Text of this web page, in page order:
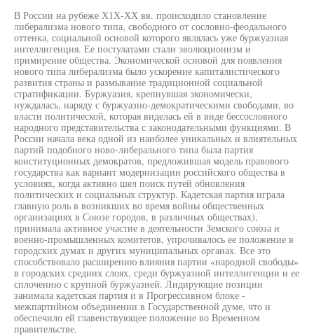
В России на рубеже Х1Х-ХХ вв. происходило становление
либерализма нового типа, свободного от сословно-феодального
оттенка, социальной основой которого являлась уже буржуазная
интеллигенция. Ее постулатами стали эволюционизм и
примирение общества. Экономической основой для появления
нового типа либерализма было ускорение капиталистического
развития страны и размывание традиционной социальной
стратификации. Буржуазия, крепнувшая экономически,
нуждалась, наряду с буржуазно-демократическими свободами, во
власти политической, которая виделась ей в виде бессословного
народного представительства с законодательными функциями. В
России начала века одной из наиболее уникальных и влиятельных
партий подобного ново-либерального типа была партия
конституционных демократов, предложившая модель правового
государства как вариант модернизации российского общества в
условиях, когда активно шел поиск путей обновления
политических и социальных структур. Кадетская партия играла
главную роль в возникших во время войны общественных
организациях в Союзе городов, в различных обществах),
принимала активное участие в деятельности Земского союза и
военно-промышленных комитетов, упрочивалось ее положение в
городских думах и других муниципальных органах. Все это
способствовало расширению влияния партии «народной свободы»
в городских средних слоях, среди буржуазной интеллигенции и ее
сплочению с крупной буржуазией. Лидирующие позиции
занимала кадетская партия и в Прогрессивном блоке -
межпартийном объединении в Государственной думе, что и
обеспечило ей главенствующее положение во Временном
правительстве.